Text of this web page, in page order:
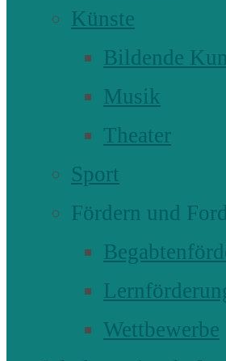
Künste
Bildende
Musik
Theater
Sport
Fördern und
Wettbewerbe